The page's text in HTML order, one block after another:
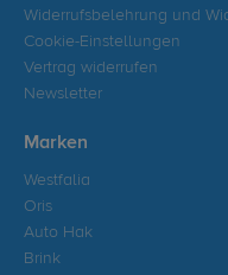
Widerrufsbelehrung und
Cookie-Einstellungen
Vertrag widerrufen
Newsletter
Marken
Westfalia
Oris
Auto Hak
Brink